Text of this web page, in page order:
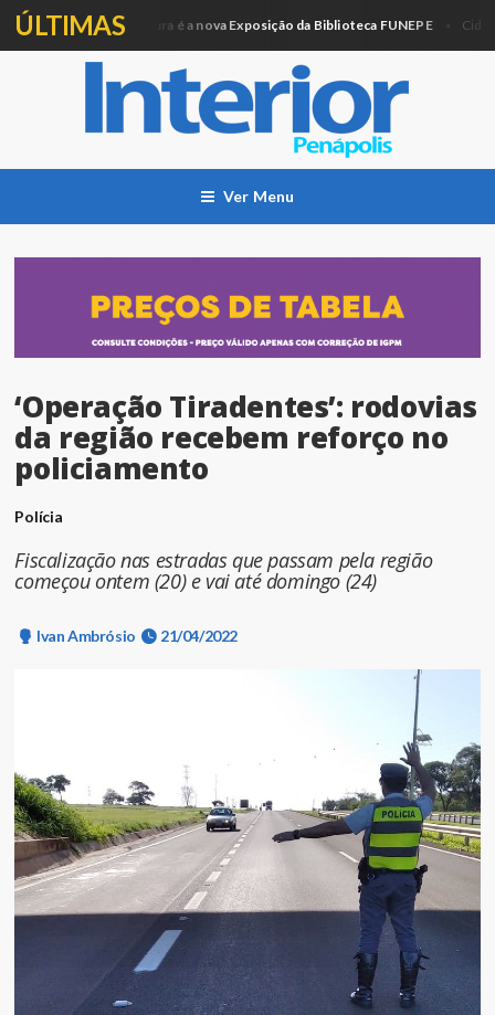
ÚLTIMAS
Artesanato e Pintura é a nova Exposição da Biblioteca FUNEPE Cidade
Ver Menu
‘Operação Tiradentes’: rodovias
da região recebem reforço no
policiamento
Polícia
Fiscalização nas estradas que passam pela região
começou ontem (20) e vai até domingo (24)
Ivan Ambrósio 21/04/2022